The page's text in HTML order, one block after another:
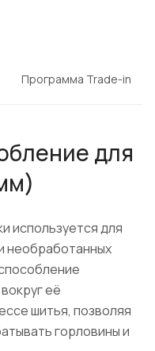
Программа Trade-in
для
используется для
необработанных
её
шитья, позволяя
горловины и